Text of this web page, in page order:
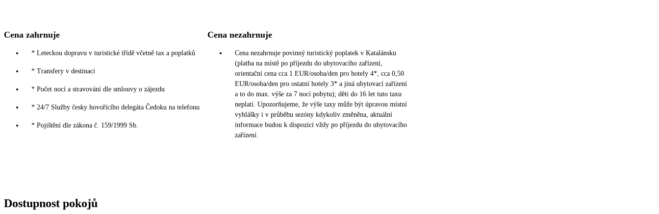
Cena zahrnuje
* Leteckou dopravu v turistické třídě včetně tax a poplatků
* Transfery v destinaci
* Počet nocí a stravování dle smlouvy o zájezdu
* 24/7 Služby česky hovořícího delegáta Čedoku na telefonu
* Pojištění dle zákona č. 159/1999 Sb.
Cena nezahrnuje
Cena nezahrnuje povinný turistický poplatek v Katalánsku
(platba na místě po příjezdu do ubytovacího zařízení,
orientační cena cca 1 EUR/osoba/den pro hotely 4*, cca 0,50
EUR/osoba/den pro ostatní hotely 3* a jiná ubytovací zařízení
a to do max. výše za 7 nocí pobytu); děti do 16 let tuto taxu
neplatí. Upozorňujeme, že výše taxy může být úpravou místní
vyhlášky i v průběhu sezóny kdykoliv změněna, aktuální
informace budou k dispozici vždy po příjezdu do ubytovacího
zařízení.
Dostupnost pokojů